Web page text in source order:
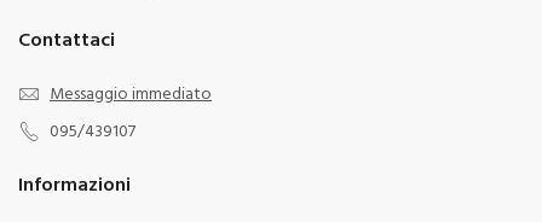
Contattaci
Messaggio immediato
095/439107
Informazioni